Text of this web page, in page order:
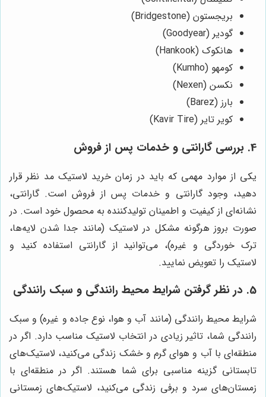
بریجستون (Bridgestone)
گودیر (Goodyear)
هانکوک (Hankook)
کومهو (Kumho)
نکسن (Nexen)
بارز (Barez)
کویر تایر (Kavir Tire)
4. بررسی گارانتی و خدمات پس از فروش
یکی از موارد مهمی که باید در زمان خرید لاستیک مد نظر قرار
دهید، وجود گارانتی و خدمات پس از فروش است. گارانتی،
نشانه‌ای از کیفیت و اطمینان تولیدکننده به محصول خود است. در
صورت بروز هرگونه مشکل در لاستیک (مانند جدا شدن لایه‌ها،
ترک خوردگی و غیره)، می‌توانید از گارانتی استفاده کنید و
لاستیک را تعویض نمایید.
5. در نظر گرفتن شرایط محیط رانندگی و سبک رانندگی
شرایط محیط رانندگی (مانند آب و هوا، نوع جاده و غیره) و سبک
رانندگی شما، تاثیر زیادی در انتخاب لاستیک مناسب دارد. اگر در
منطقه‌ای با آب و هوای گرم و خشک زندگی می‌کنید، لاستیک‌های
تابستانی گزینه مناسبی برای شما هستند. اگر در منطقه‌ای با
زمستان‌های سرد و برفی زندگی می‌کنید، لاستیک‌های زمستانی